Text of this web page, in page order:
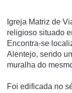
Igreja Matriz de
religioso situado
Encontra-se
Alentejo, sendo
muralha do
Foi edificada no